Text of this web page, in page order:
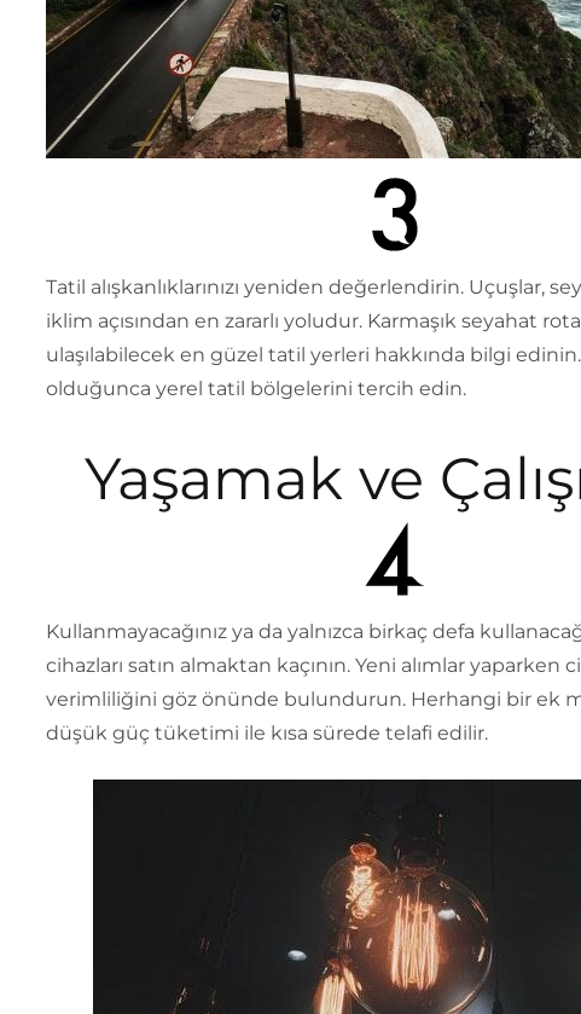
Tatil alışkanlıklarınızı yeniden değerlendirin. Uçuşlar,
iklim açısından en zararlı yoludur. Karmaşık seyahat
ulaşılabilecek en güzel tatil yerleri hakkında bilgi
olduğunca yerel tatil bölgelerini tercih edin.
Yaşamak ve
Kullanmayacağınız ya da yalnızca birkaç defa
cihazları satın almaktan kaçının. Yeni alımlar yaparken
verimliliğini göz önünde bulundurun. Herhangi bir ek
düşük güç tüketimi ile kısa sürede telafi edilir.